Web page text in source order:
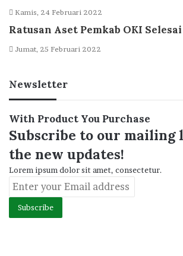
Kamis, 24 Februari 2022
Ratusan Aset Pemkab OKI
Jumat, 25 Februari 2022
Newsletter
With Product You Purchase
Subscribe to our mailing
the new updates!
Lorem ipsum dolor sit amet, consectetur.
Enter
Email
address